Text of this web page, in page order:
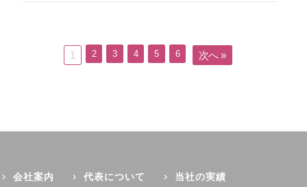
1 2 3 4 5 6 次へ »
会社案内 代表について
当社の実績